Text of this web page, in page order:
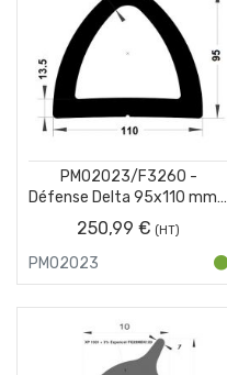
PM02023/F3260 -
Défense Delta 95x110 mm -
Gris - 2 x 1 m
250,99 €
PM02023